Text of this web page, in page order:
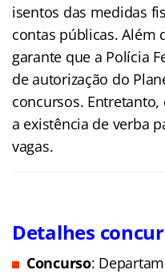
isentos das medidas
contas públicas. Além
garante que a Polícia
de autorização do
concursos.
a existência de verba
vagas.
Detalhes
Concurso: